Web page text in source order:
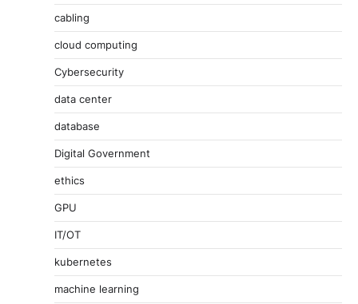
cabling
cloud computing
Cybersecurity
data center
database
Digital Government
ethics
GPU
IT/OT
kubernetes
machine learning